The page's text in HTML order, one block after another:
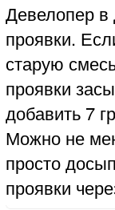
Девелопер в
проявки.
старую
проявки
добавить 7
Можно не
просто
проявки